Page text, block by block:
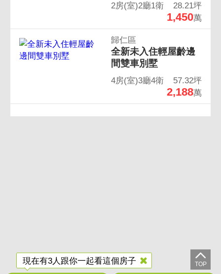
2房(室)2廳1衛 28.21坪
1,450萬
歸仁區
全新未入住輕屋齡邊
間雙車別墅
4房(室)3廳4衛 57.32坪
2,188萬
現在有3人跟你一起看這個房子